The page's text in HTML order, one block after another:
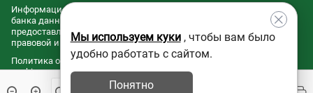
Мы используем куки, чтобы вам было
удобно работать с сайтом.
Понятно
Информационные и технологическиe составляющие эталонного
банка данных правовой информации Республики Беларусь
предоставлены Национальным центром законодательства и
правовой информации Республики Беларусь.
Политика обработки файлов
cookie
Политика обработки персональных
данных